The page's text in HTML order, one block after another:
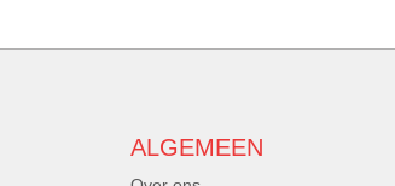
ALGEMEEN